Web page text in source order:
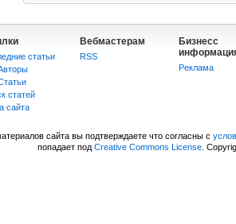
статьи
статей
сайта
Вебмастерам
RSS
Бизнесс
Реклама
сайта вы подтверждаете что согласны с
попадает под Creative Commons License.